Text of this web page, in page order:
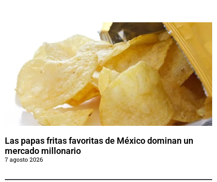
Las papas fritas favoritas de México dominan un
mercado millonario
7 agosto 2026